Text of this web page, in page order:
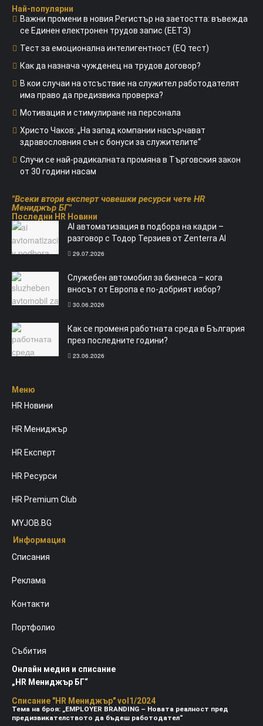
Най-популярни
Важни промени в новия Регистър на заетостта: въвежда
се Единен електронен трудов запис (ЕЕТЗ)
Тест за емоционална интелигентност (EQ тест)
Как да назнача чужденец на трудов договор?
В кои случаи на отсъствие на служител работодателят
има право да предизвика проверка?
Мотивация и стимулиране на персонала
Христо Чаков: „На запад компании насърчават
здравословния сън с бонуси за служителите“
Случи се най-радикалната промяна в Търговския закон
от 30 години насам
"Всеки втори експерт човешки ресурси чете HR
Мениджър БГ"
Последни HR Новини
AI автоматизация в подбора на кадри –
разговор с Тодор Терзиев от Zenterra AI
29.07.2026
Служебен автомобил за бизнеса – кога
вносът от Европа е по-добрият избор?
30.06.2026
Как се променя работната среда в България
през последните години?
23.06.2026
Меню​
HR Новини
HR Мениджър
HR Експерт
HR Ресурси
HR Premium Club
MYJOB.BG
Информация
Списания
Реклама
Контакти
Портфолио
Събития
Онлайн медия и списание
„HR Мениджър БГ“
Списание "HR Мениджър" vol1/2024
Тема на броя: „EMPLOYER BRANDING – Новата реалност пред
предизвикателството да бъдеш работодател“